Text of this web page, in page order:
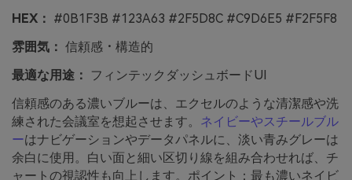
HEX： #0B1F3B #123A63 #2F5D8C #C9D6E5 #F2F5F8
雰囲気： 信頼感・構造的
最適な用途：
フィンテックダッシュボードUI
信頼感のある濃いブルーは、エクセルのような清潔感や洗
練された会議室を想起させます。 ネイビーやスチールブル
ーはナビゲーションやデータパネルに、淡い青みグレーは
余白に使用。白い面と細い区切り線を組み合わせれば、チ
ャートの視認性も向上します。ポイント：最も濃いネイビ